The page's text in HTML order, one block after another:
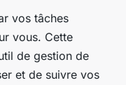
vos tâches
vous. Cette
de gestion de
et de suivre vos